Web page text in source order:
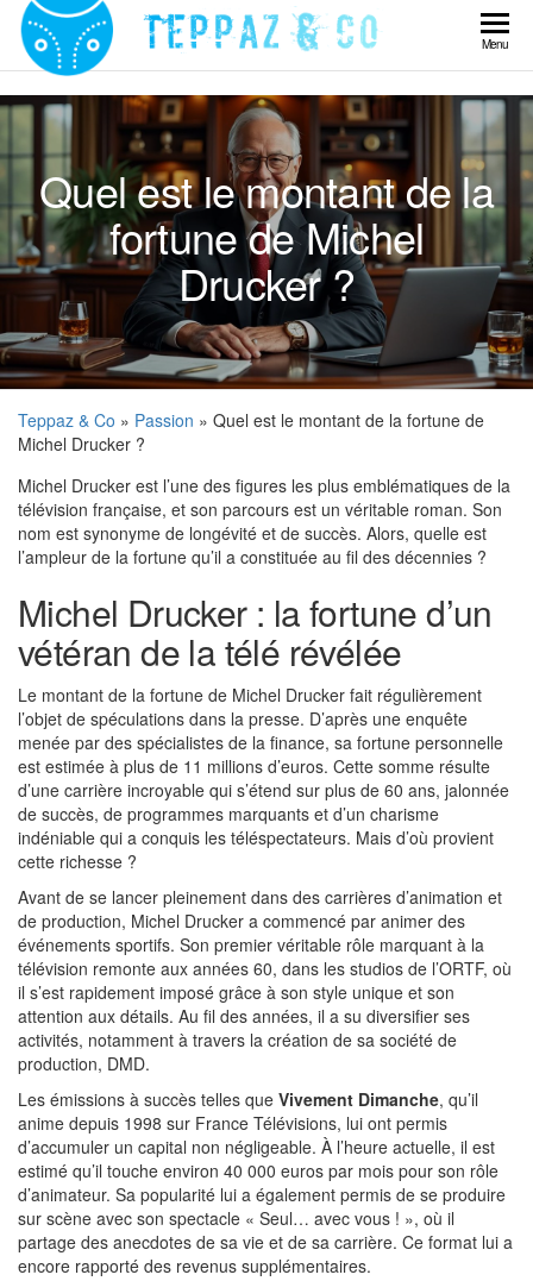
Skip
content
Teppaz
& Co
Menu
Quel est le montant de la
fortune de Michel
Drucker ?
Teppaz & Co » Passion » Quel est le montant de la fortune de
Michel Drucker ?
Michel Drucker est l’une des figures les plus emblématiques de la
télévision française, et son parcours est un véritable roman. Son
nom est synonyme de longévité et de succès. Alors, quelle est
l’ampleur de la fortune qu’il a constituée au fil des décennies ?
Michel Drucker : la fortune d’un
vétéran de la télé révélée
Le montant de la fortune de Michel Drucker fait régulièrement
l’objet de spéculations dans la presse. D’après une enquête
menée par des spécialistes de la finance, sa fortune personnelle
est estimée à plus de 11 millions d’euros. Cette somme résulte
d’une carrière incroyable qui s’étend sur plus de 60 ans, jalonnée
de succès, de programmes marquants et d’un charisme
indéniable qui a conquis les téléspectateurs. Mais d’où provient
cette richesse ?
Avant de se lancer pleinement dans des carrières d’animation et
de production, Michel Drucker a commencé par animer des
événements sportifs. Son premier véritable rôle marquant à la
télévision remonte aux années 60, dans les studios de l’ORTF, où
il s’est rapidement imposé grâce à son style unique et son
attention aux détails. Au fil des années, il a su diversifier ses
activités, notamment à travers la création de sa société de
production, DMD.
Les émissions à succès telles que Vivement Dimanche, qu’il
anime depuis 1998 sur France Télévisions, lui ont permis
d’accumuler un capital non négligeable. À l’heure actuelle, il est
estimé qu’il touche environ 40 000 euros par mois pour son rôle
d’animateur. Sa popularité lui a également permis de se produire
sur scène avec son spectacle « Seul… avec vous ! », où il
partage des anecdotes de sa vie et de sa carrière. Ce format lui a
encore rapporté des revenus supplémentaires.